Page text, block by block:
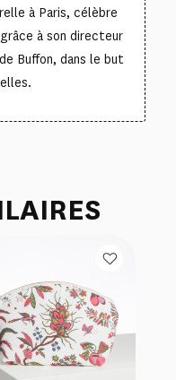
à Paris, célèbre
à son directeur
Buffon, dans le but